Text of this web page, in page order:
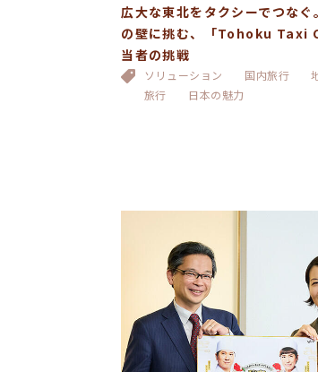
広大な東北をタクシーでつなぐ
の壁に挑む、「Tohoku Taxi
当者の挑戦
ソリューション 国内旅行
旅行
日本の魅力